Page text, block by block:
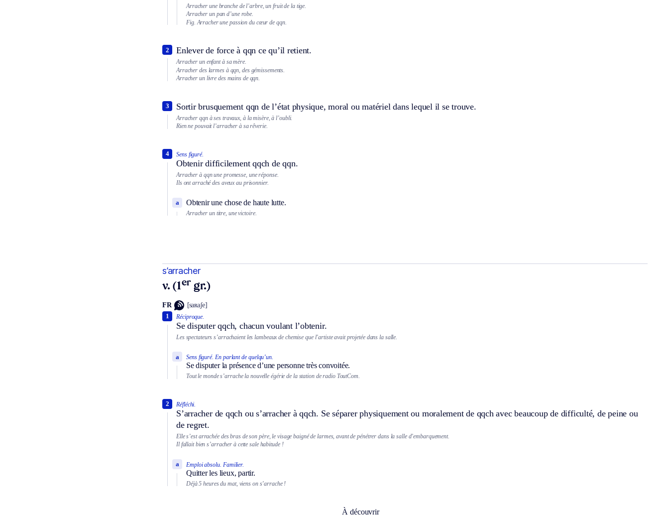
Arracher une branche de l’arbre, un fruit de la tige.
Arracher un pan d’une robe.
Fig. Arracher une passion du cœur de qqn.
Enlever de force à qqn ce qu’il retient.
2
Arracher un enfant à sa mère.
Arracher des larmes à qqn, des gémissements.
Arracher un livre des mains de qqn.
Sortir brusquement qqn de l’état physique, moral ou matériel dans lequel il se trouve.
3
Arracher qqn à ses travaux, à la misère, à l’oubli.
Rien ne pouvait l’arracher à sa rêverie.
Sens figuré.
Obtenir difficilement qqch de qqn.
4
Arracher à qqn une promesse, une réponse.
Ils ont arraché des aveux au prisonnier.
Obtenir une chose de haute lutte.
a
Arracher un titre, une victoire.
s’arracher
v. (1er gr.)
FR [saʀaʃe]
Réciproque.
Se disputer qqch, chacun voulant l’obtenir.
1
Les spectateurs s’arrachaient les lambeaux de chemise que l’artiste avait projetée dans la salle.
Sens figuré. En parlant de quelqu’un.
Se disputer la présence d’une personne très convoitée.
a
Tout le monde s’arrache la nouvelle égérie de la station de radio ToutCom.
Réfléchi.
S’arracher de qqch ou s’arracher à qqch. Se séparer physiquement ou moralement de qqch avec beaucoup de difficulté, de peine ou
de regret.
2
Elle s’est arrachée des bras de son père, le visage baigné de larmes, avant de pénétrer dans la salle d’embarquement.
Il fallait bien s’arracher à cette sale habitude !
Emploi absolu. Familier.
Quitter les lieux, partir.
a
Déjà 5 heures du mat, viens on s’arrache !
À découvrir